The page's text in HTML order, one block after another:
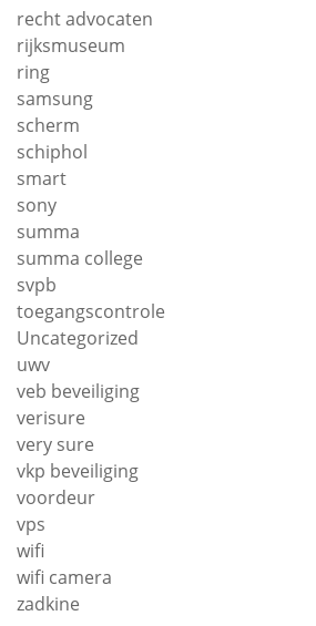
recht advocaten
rijksmuseum
ring
samsung
scherm
schiphol
smart
sony
summa
summa college
svpb
toegangscontrole
Uncategorized
uwv
veb beveiliging
verisure
very sure
vkp beveiliging
voordeur
vps
wifi
wifi camera
zadkine